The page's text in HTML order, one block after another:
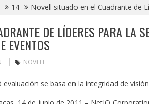
14 Novell situado en el Cuadrante de
DE LÍDERES PARA LA
EVENTOS
NOVELL
evaluación se basa en la integridad de